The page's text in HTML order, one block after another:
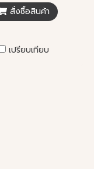
สั่งซื้อสินค้า
เปรียบเทียบ